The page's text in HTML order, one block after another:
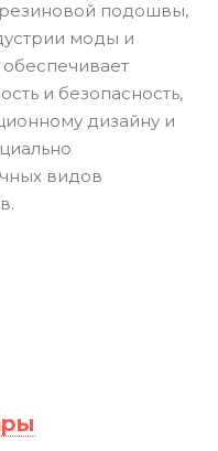
подошвы,
моды и
и безопасность,
дизайну и
видов